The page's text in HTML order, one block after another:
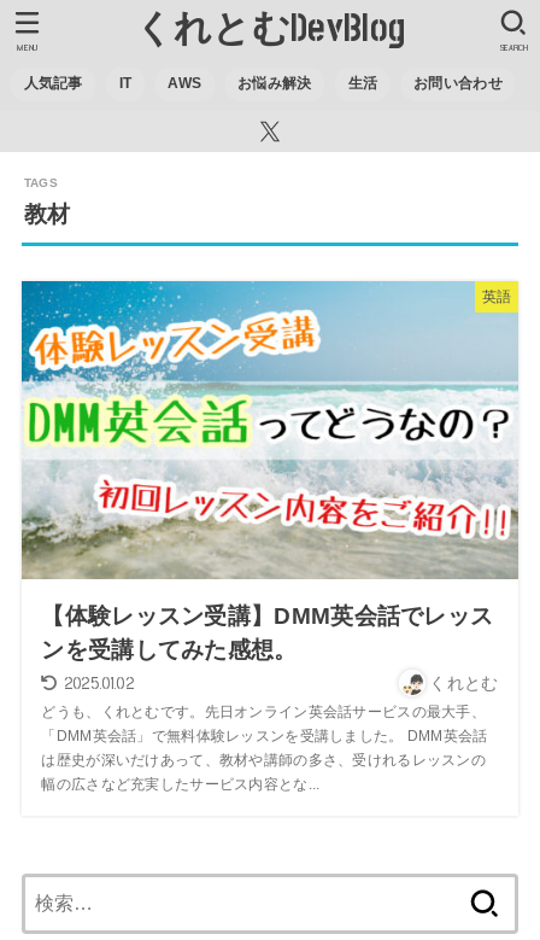
くれとむDevBlog
人気記事 IT AWS お悩み解決 生活 お問い合わせ
SEARCH
MENU
教材
英語
【体験レッスン受講】DMM英会話でレッス
ンを受講してみた感想。
2025.01.02 くれとむ
どうも、くれとむです。先日オンライン英会話サービスの最大手、
「DMM英会話」で無料体験レッスンを受講しました。 DMM英会話
は歴史が深いだけあって、教材や講師の多さ、受けれるレッスンの
幅の広さなど充実したサービス内容とな...
索: